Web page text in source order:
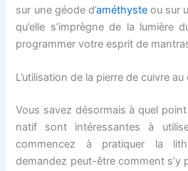
sur une géode d’améthysteou sur
qu’elle s’imprègne de la lumière
programmer votre esprit de
L’utilisation de la pierre de cuivre
Vous savez désormais à quel
natif sont intéressantes à
commencez à pratiquer la
demandez peut-être comment s’y